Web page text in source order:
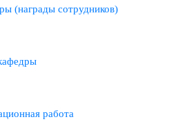
(награды сотрудников)
работа